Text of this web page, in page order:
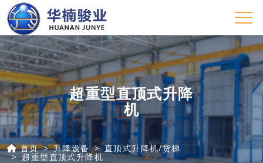
超重型直顶式升降
机
首页 升降设备 直顶式升降机/货梯
超重型直顶式升降机